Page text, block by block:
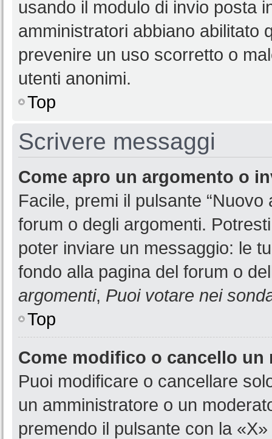
usando il modulo di invio posta
amministratori abbiano abilitato
prevenire un uso scorretto o
utenti anonimi.
Top
Scrivere messaggi
Come apro un argomento o
Facile, premi il pulsante
forum o degli argomenti.
poter inviare un messaggio: le
fondo alla pagina del forum o
argomenti, Puoi votare nei
Top
Come modifico o cancello un
Puoi modificare o cancellare
un amministratore o un
premendo il pulsante con la